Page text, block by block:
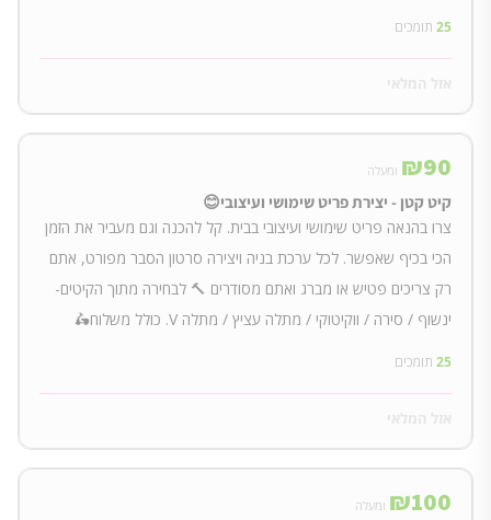
25 תומכים
₪90 ומעלה
קיט קטן - יצירת פריט שימושי ועיצובי😊
צרו בהנאה פריט שימושי ועיצובי בבית. קל להכנה וגם מעביר את הזמן
הכי בכיף שאפשר. לכל ערכת בניה ויצירה סרטון הסבר מפורט, אתם
רק צריכים פטיש או מברג ואתם מסודרים 🔨 לבחירה מתוך הקיטים-
ינשוף / סירה / ווקיטוקי / מתלה עציץ / מתלה V. כולל משלוח🛵
25 תומכים
₪100 ומעלה